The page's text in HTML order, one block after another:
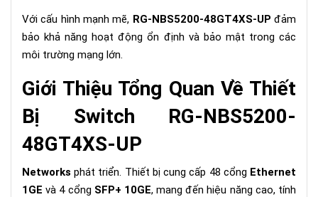
Với cấu hình mạnh mẽ, RG-NBS5200-48GT4XS-UP đảm
bảo khả năng hoạt động ổn định và bảo mật trong các
môi trường mạng lớn.
Giới Thiệu Tổng Quan Về Thiết
Bị Switch RG-NBS5200-
48GT4XS-UP
Networks phát triển. Thiết bị cung cấp 48 cổng Ethernet
1GE và 4 cổng SFP+ 10GE, mang đến hiệu năng cao, tính